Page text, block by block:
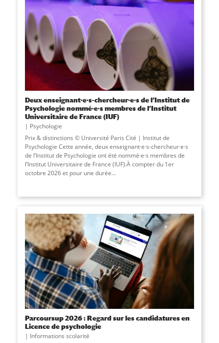
Deux enseignant·e·s-chercheur·e·s de l’Institut de
Psychologie nommé·e·s membres de l’Institut
Universitaire de France (IUF)
Psychologie
Prix & distinctions © Université Paris Cité | Institut de
Psychologie Cette année, deux enseignant·e·s-chercheur·e·s
de l’Institut de Psychologie ont été nommé·e·s membres de
l’Institut Universitaire de France (IUF).À compter du 1er
octobre 2026 et pour une durée...
Parcoursup 2026 : Regard sur les candidatures en
Licence de psychologie
Informations scolarité